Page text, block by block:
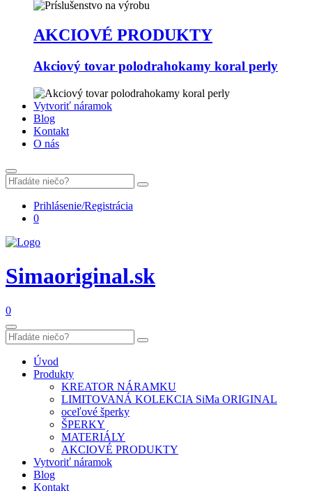
AKCIOVÉ PRODUKTY
Akciový tovar polodrahokamy koral perly
Vytvoriť náramok
Blog
Kontakt
O nás
Prihlásenie/Registrácia
0
Simaoriginal.sk
0
Úvod
Produkty
KREATOR NÁRAMKU
LIMITOVANÁ KOLEKCIA SiMa ORIGINAL
oceľové šperky
ŠPERKY
MATERIÁLY
AKCIOVÉ PRODUKTY
Vytvoriť náramok
Blog
Kontakt